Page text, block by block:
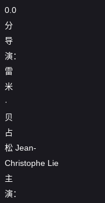
0.0
分
导
演：
雷
米
·
贝
占
松 Jean-
Christophe Lie
主
演：